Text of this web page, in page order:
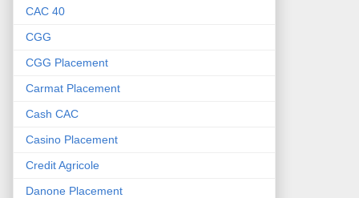
CAC 40
CGG
CGG Placement
Carmat Placement
Cash CAC
Casino Placement
Credit Agricole
Danone Placement